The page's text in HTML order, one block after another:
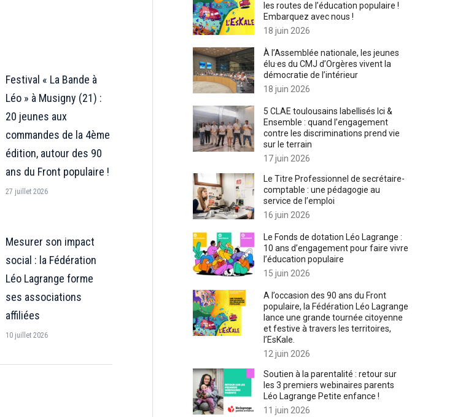
Festival « La Bande à
Léo » à Musigny (21) :
20 jeunes aux
commandes de la 4ème
édition, autour des 90
ans du Front populaire !
27 juillet 2026
Mesurer son impact
social : la Fédération
Léo Lagrange forme
ses associations
affiliées
10 juillet 2026
les routes de l’éducation populaire !
Embarquez avec nous !
18 juin 2026
À l’Assemblée nationale, les jeunes
élu·es du CMJ d’Orgères vivent la
démocratie de l’intérieur
18 juin 2026
5 CLAE toulousains labellisés Ici &
Ensemble : quand l’engagement
contre les discriminations prend vie
sur le terrain
17 juin 2026
Le Titre Professionnel de secrétaire-
comptable : une pédagogie au
service de l’emploi
16 juin 2026
Le Fonds de dotation Léo Lagrange :
10 ans d’engagement pour faire vivre
l’éducation populaire
15 juin 2026
A l’occasion des 90 ans du Front
populaire, la Fédération Léo Lagrange
lance une grande tournée citoyenne
et festive à travers les territoires,
l’EsKale.
12 juin 2026
Soutien à la parentalité : retour sur
les 3 premiers webinaires parents
Léo Lagrange Petite enfance !
11 juin 2026